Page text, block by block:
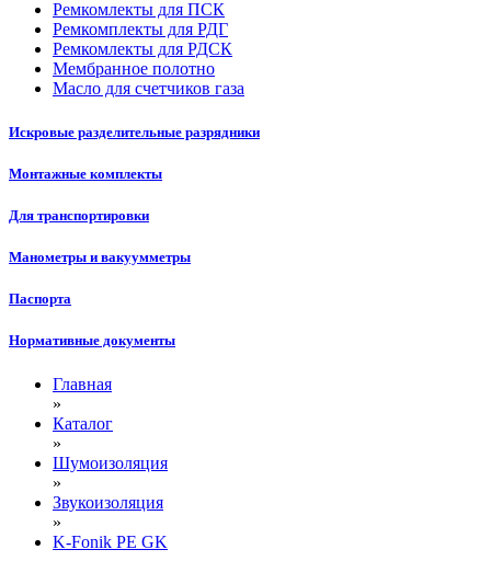
Ремкомлекты для ПСК
Ремкомплекты для РДГ
Ремкомлекты для РДСК
Мембранное полотно
Масло для счетчиков газа
Искровые разделительные разрядники
Монтажные комплекты
Для транспортировки
Манометры и вакуумметры
Паспорта
Нормативные документы
Главная
»
Каталог
»
Шумоизоляция
»
Звукоизоляция
»
K-Fonik PE GK